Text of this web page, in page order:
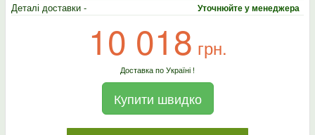
Деталі доставки - Уточнюйте у менеджера
10 018 грн.
Доставка по Україні !
Купити швидко